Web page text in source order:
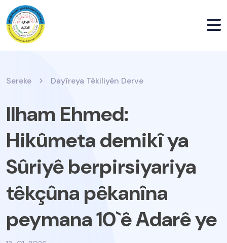
Sereke Dayîreya Têkiliyên Derve
Ilham Ehmed:
Hikûmeta demikî ya
Sûriyê berpirsiyariya
têkçûna pêkanîna
peymana 10`ê Adarê ye